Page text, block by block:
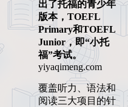
出了托福的青少年
版本，TOEFL
Primary和TOEFL
Junior，即“小托
福”考试。
yiyaqimeng.com
覆盖听力、语法和
阅读三大项目的针